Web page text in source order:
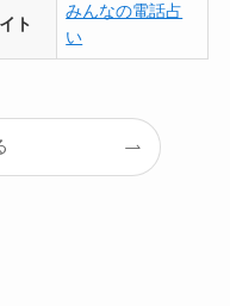
ト
みんなの電話占
い